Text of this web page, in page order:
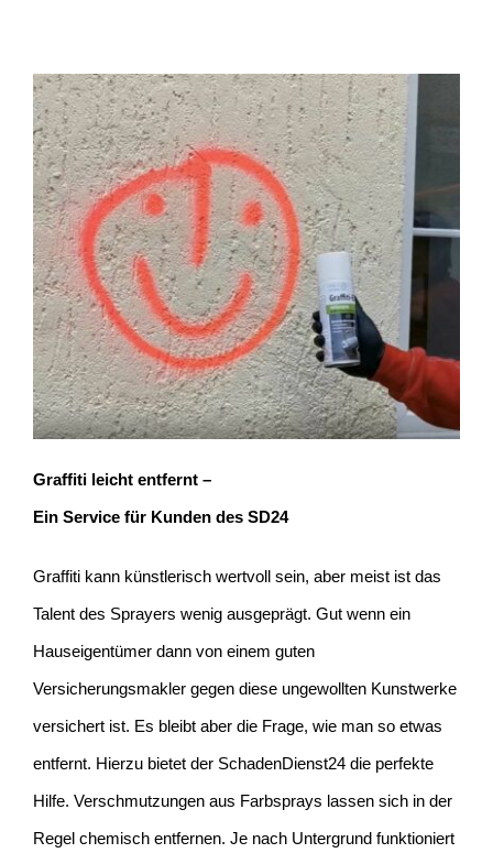
Graffiti leicht entfernt –
Ein Service für Kunden des SD24
Graffiti kann künstlerisch wertvoll sein, aber meist ist das
Talent des Sprayers wenig ausgeprägt. Gut wenn ein
Hauseigentümer dann von einem guten
Versicherungsmakler gegen diese ungewollten Kunstwerke
versichert ist. Es bleibt aber die Frage, wie man so etwas
entfernt. Hierzu bietet der SchadenDienst24 die perfekte
Hilfe. Verschmutzungen aus Farbsprays lassen sich in der
Regel chemisch entfernen. Je nach Untergrund funktioniert